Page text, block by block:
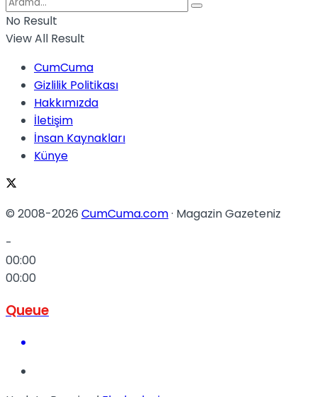
No Result
View All Result
CumCuma
Gizlilik Politikası
Hakkımızda
İletişim
İnsan Kaynakları
Künye
© 2008-2026 CumCuma.com· Magazin Gazeteniz
-
00:00
00:00
Queue